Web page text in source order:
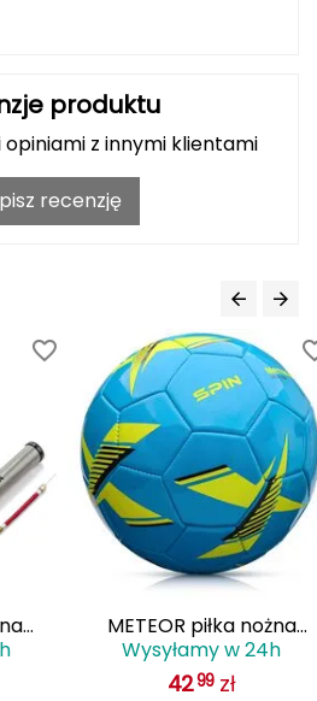
produktu
opiniami z innymi klientami
recenzję
METEOR piłka nożna
treningowa dla dzieci
niebieska
Wysyłamy w 24h
4299 zł